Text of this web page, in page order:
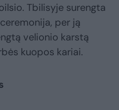
Tbilisyje surengta
per ją
velionio karstą
kuopos kariai.